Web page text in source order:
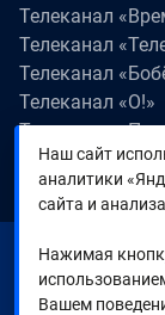
Телеканал
Телеканал
Телеканал
Телеканал «О!»
Телеканал
Телеканал
Телеканал
© 2000—2026.
на любые
Наш сайт
аналитики
сайта и
Нажимая
Вашем